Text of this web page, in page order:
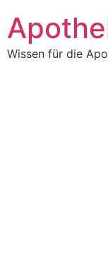
Wissen für die